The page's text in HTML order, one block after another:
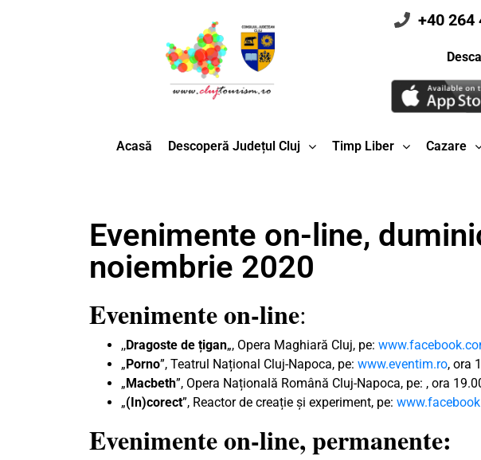
+40 264
Acasă Descoperă Județul Cluj Timp Liber Cazare
Evenimente on-line,
noiembrie 2020
Evenimente on-line:
,,Dragoste de țigan„, Opera Maghiară Cluj, pe:
„ Porno”, Teatrul Național Cluj-Napoca, pe: www.eventim.ro, ora
„ Macbeth”, Opera Națională Română Cluj-Napoca, pe: , ora
„(In)corect”, Reactor de creație și experiment, pe:
Evenimente on-line, permanente: